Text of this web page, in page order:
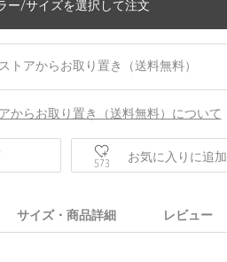
ー/サイズを選択して注文
トアからお取り置き（送料無料）
からお取り置き（送料無料）について
573 お気に入りに追加
サイズ・商品詳細 レビュー